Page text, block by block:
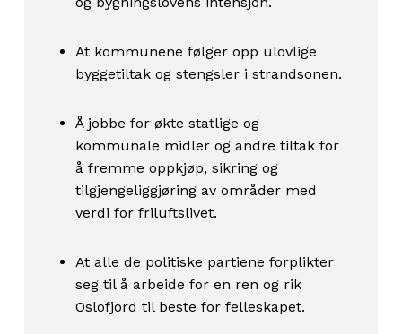
At kommunene følger opp ulovlige
byggetiltak og stengsler i strandsonen.
Å jobbe for økte statlige og
kommunale midler og andre tiltak for
å fremme oppkjøp, sikring og
tilgjengeliggjøring av områder med
verdi for friluftslivet.
At alle de politiske partiene forplikter
seg til å arbeide for en ren og rik
Oslofjord til beste for felleskapet.